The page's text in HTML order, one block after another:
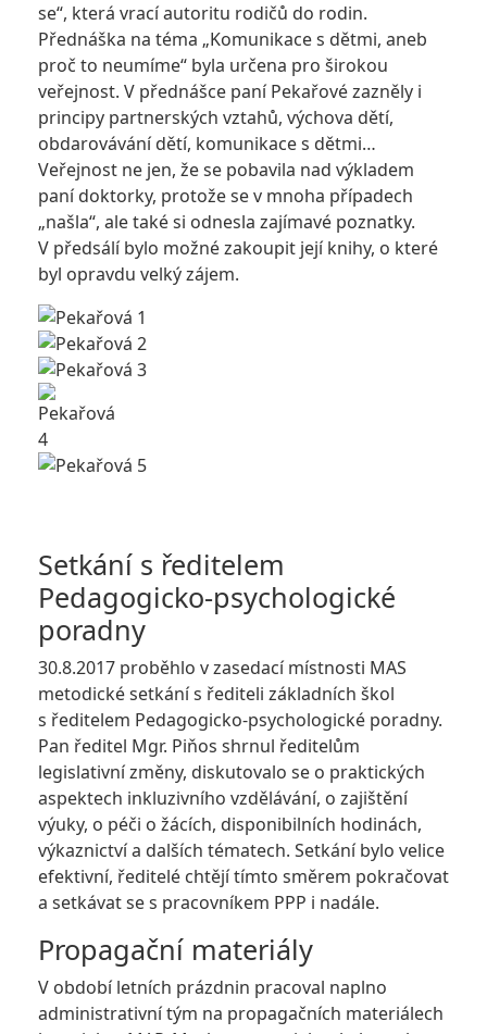
se“, která vrací autoritu rodičů do rodin.
Přednáška na téma „Komunikace s dětmi, aneb
proč to neumíme“ byla určena pro širokou
veřejnost. V přednášce paní Pekařové zazněly i
principy partnerských vztahů, výchova dětí,
obdarovávání dětí, komunikace s dětmi…
Veřejnost ne jen, že se pobavila nad výkladem
paní doktorky, protože se v mnoha případech
„našla“, ale také si odnesla zajímavé poznatky.
V předsálí bylo možné zakoupit její knihy, o které
byl opravdu velký zájem.
Setkání s ředitelem
Pedagogicko-psychologické
poradny
30.8.2017 proběhlo v zasedací místnosti MAS
metodické setkání s řediteli základních škol
s ředitelem Pedagogicko-psychologické poradny.
Pan ředitel Mgr. Piňos shrnul ředitelům
legislativní změny, diskutovalo se o praktických
aspektech inkluzivního vzdělávání, o zajištění
výuky, o péči o žácích, disponibilních hodinách,
výkaznictví a dalších tématech. Setkání bylo velice
efektivní, ředitelé chtějí tímto směrem pokračovat
a setkávat se s pracovníkem PPP i nadále.
Propagační materiály
V období letních prázdnin pracoval naplno
administrativní tým na propagačních materiálech